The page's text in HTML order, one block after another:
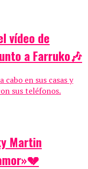
vídeo de
a Farruko🎶
en sus casas y
sus teléfonos.
Martin